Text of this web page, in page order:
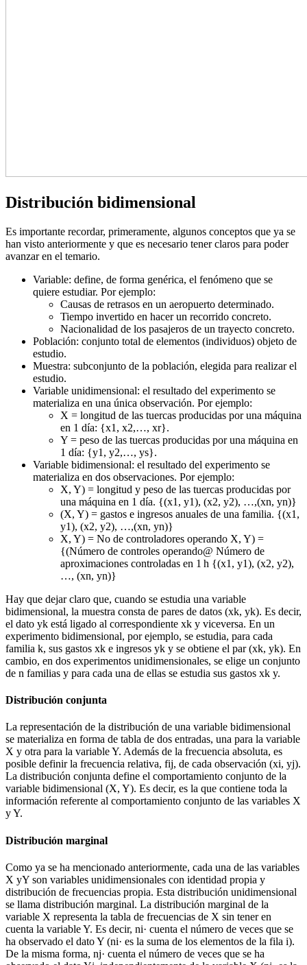
Distribución bidimensional
Es importante recordar, primeramente, algunos conceptos que ya se
han visto anteriormente y que es necesario tener claros para poder
avanzar en el temario.
Variable: define, de forma genérica, el fenómeno que se
quiere estudiar. Por ejemplo:
Causas de retrasos en un aeropuerto determinado.
Tiempo invertido en hacer un recorrido concreto.
Nacionalidad de los pasajeros de un trayecto concreto.
Población: conjunto total de elementos (individuos) objeto de
estudio.
Muestra: subconjunto de la población, elegida para realizar el
estudio.
Variable unidimensional: el resultado del experimento se
materializa en una única observación. Por ejemplo:
X = longitud de las tuercas producidas por una máquina
en 1 día: {x1, x2,…, xr}.
Y = peso de las tuercas producidas por una máquina en
1 día: {y1, y2,…, ys}.
Variable bidimensional: el resultado del experimento se
materializa en dos observaciones. Por ejemplo:
X, Y) = longitud y peso de las tuercas producidas por
una máquina en 1 día. {(x1, y1), (x2, y2), …,(xn, yn)}
(X, Y) = gastos e ingresos anuales de una familia. {(x1,
y1), (x2, y2), …,(xn, yn)}
X, Y) = No de controladores operando X, Y) =
{(Número de controles operando@ Número de
aproximaciones controladas en 1 h {(x1, y1), (x2, y2),
…, (xn, yn)}
Hay que dejar claro que, cuando se estudia una variable
bidimensional, la muestra consta de pares de datos (xk, yk). Es decir,
el dato yk está ligado al correspondiente xk y viceversa. En un
experimento bidimensional, por ejemplo, se estudia, para cada
familia k, sus gastos xk e ingresos yk y se obtiene el par (xk, yk). En
cambio, en dos experimentos unidimensionales, se elige un conjunto
de n familias y para cada una de ellas se estudia sus gastos xk y.
Distribución conjunta
La representación de la distribución de una variable bidimensional
se materializa en forma de tabla de dos entradas, una para la variable
X y otra para la variable Y. Además de la frecuencia absoluta, es
posible definir la frecuencia relativa, fij, de cada observación (xi, yj).
La distribución conjunta define el comportamiento conjunto de la
variable bidimensional (X, Y). Es decir, es la que contiene toda la
información referente al comportamiento conjunto de las variables X
y Y.
Distribución marginal
Como ya se ha mencionado anteriormente, cada una de las variables
X yY son variables unidimensionales con identidad propia y
distribución de frecuencias propia. Esta distribución unidimensional
se llama distribución marginal. La distribución marginal de la
variable X representa la tabla de frecuencias de X sin tener en
cuenta la variable Y. Es decir, ni· cuenta el número de veces que se
ha observado el dato Y (ni· es la suma de los elementos de la fila i).
De la misma forma, nj· cuenta el número de veces que se ha